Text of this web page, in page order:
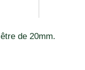
de 20mm.